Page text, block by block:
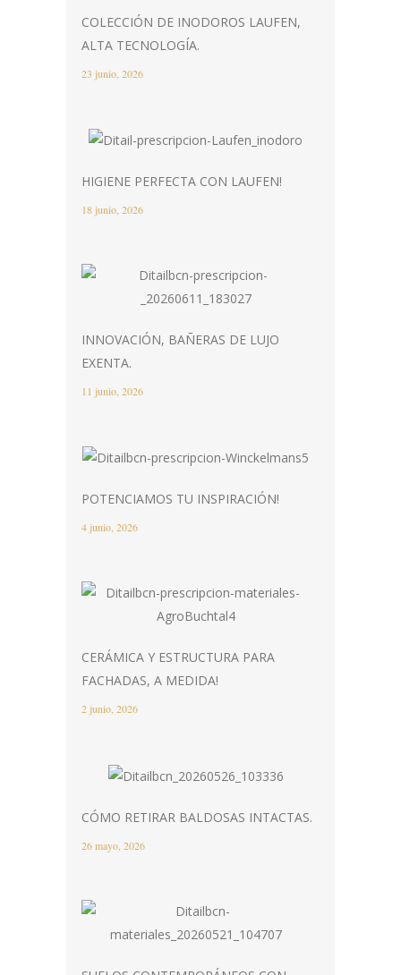
COLECCIÓN DE INODOROS LAUFEN,
ALTA TECNOLOGÍA.
23 junio, 2026
HIGIENE PERFECTA CON LAUFEN!
18 junio, 2026
INNOVACIÓN, BAÑERAS DE LUJO
EXENTA.
11 junio, 2026
POTENCIAMOS TU INSPIRACIÓN!
4 junio, 2026
CERÁMICA Y ESTRUCTURA PARA
FACHADAS, A MEDIDA!
2 junio, 2026
CÓMO RETIRAR BALDOSAS INTACTAS.
26 mayo, 2026